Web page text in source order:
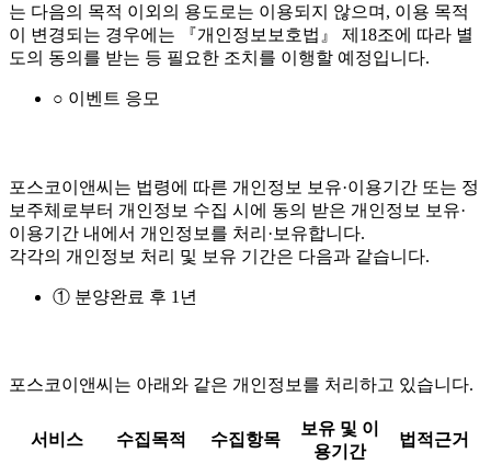
는 다음의 목적 이외의 용도로는 이용되지 않으며, 이용 목적
이 변경되는 경우에는 『개인정보보호법』 제18조에 따라 별
도의 동의를 받는 등 필요한 조치를 이행할 예정입니다.
○ 이벤트 응모
포스코이앤씨는 법령에 따른 개인정보 보유·이용기간 또는 정
보주체로부터 개인정보 수집 시에 동의 받은 개인정보 보유·
이용기간 내에서 개인정보를 처리·보유합니다.
각각의 개인정보 처리 및 보유 기간은 다음과 같습니다.
① 분양완료 후 1년
포스코이앤씨는 아래와 같은 개인정보를 처리하고 있습니다.
서비스 수집목적 수집항목
보유 및 이
용기간
법적근거